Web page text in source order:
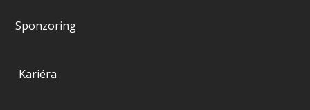
Sponzoring
Kariéra